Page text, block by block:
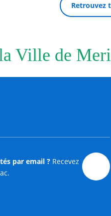
Retrouvez
Ville de
par email ?Recevez